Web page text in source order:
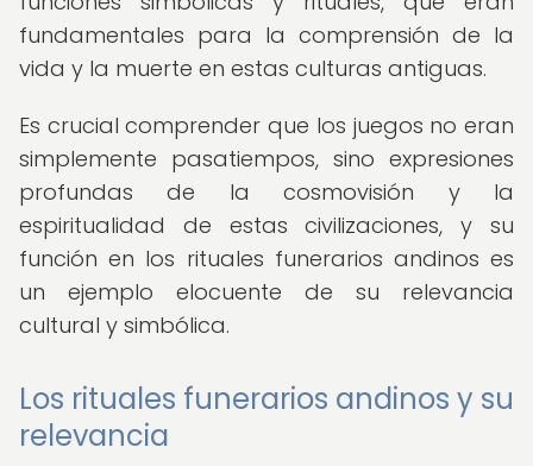
fundamentales para la comprensión de la
vida y la muerte en estas culturas antiguas.
Es crucial comprender que los juegos no eran
simplemente pasatiempos, sino expresiones
profundas de la cosmovisión y la
espiritualidad de estas civilizaciones, y su
función en los rituales funerarios andinos es
un ejemplo elocuente de su relevancia
cultural y simbólica.
Los rituales funerarios andinos y su
relevancia